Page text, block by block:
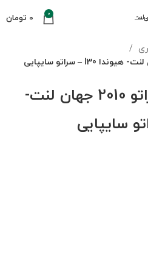
0
0 تومان
لنت ترمز جلو سراتو 2010 جهان لنت-